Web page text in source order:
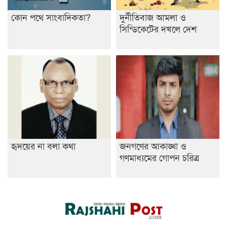
কোন পথে সাংবাদিকতা?
দুর্নীতিবাজ আমলা ও
সিন্ডিকেটের দখলে দেশ
হৃদয়ের না বলা কথা
জনগণের আকাঙ্খা ও
গণমাধ্যমের গোপন চরিত্র